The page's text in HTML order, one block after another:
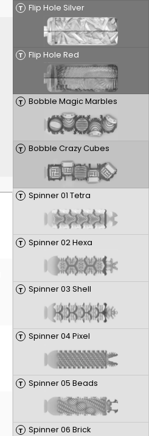
T Flip Hole Silver
T Flip Hole Red
T Bobble Magic Marbles
T Bobble Crazy Cubes
T Spinner 01 Tetra
T Spinner 02 Hexa
T Spinner 03 Shell
T Spinner 04 Pixel
T Spinner 05 Beads
T Spinner 06 Brick